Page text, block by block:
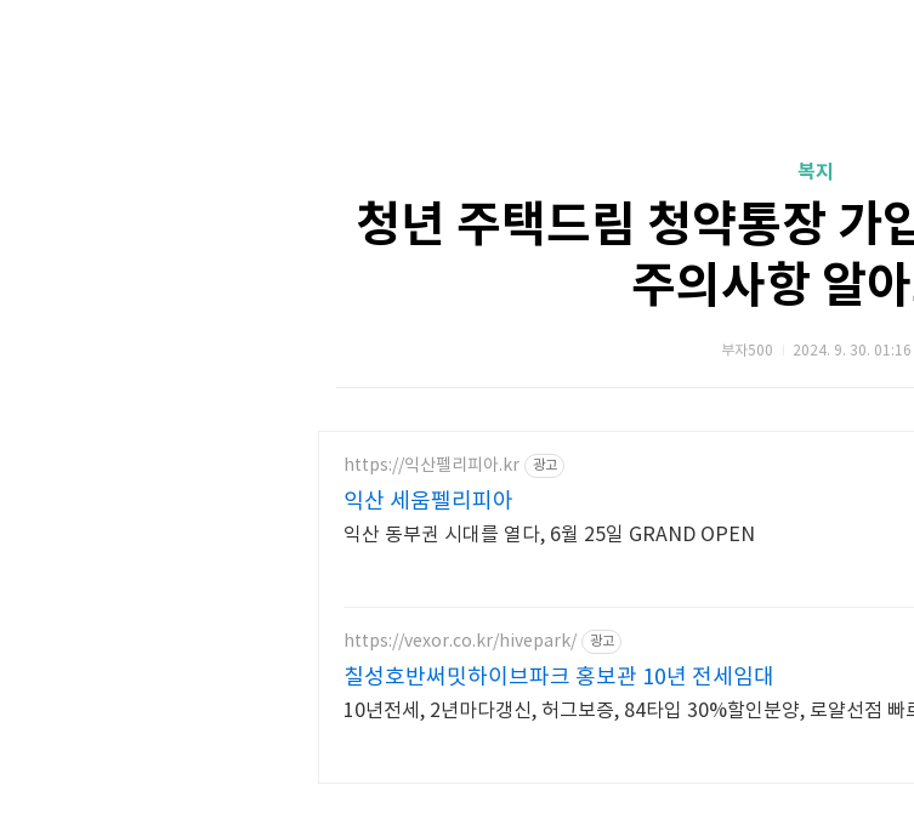
복지
청년 주택드림 청약통장 가
주의사항 알아
부자500 2024. 9. 30. 01:16
https://익산펠리피아.kr 광고
익산 세움펠리피아
익산 동부권 시대를 열다, 6월 25일 GRAND OPEN
https://vexor.co.kr/hivepark/ 광고
칠성호반써밋하이브파크 홍보관 10년 전세임대
10년전세, 2년마다갱신, 허그보증, 84타입 30%할인분양, 로얄선점 빠